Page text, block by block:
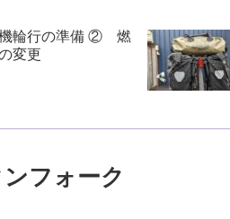
輪行の準備 ② 燃
変更
フォーク